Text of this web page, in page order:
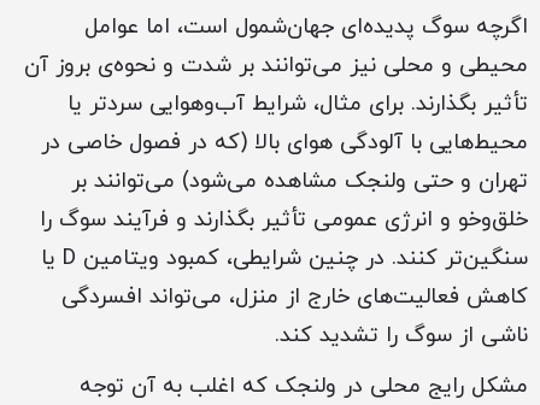
اگرچه سوگ پدیده‌ای جهان‌شمول است، اما عوامل
محیطی و محلی نیز می‌توانند بر شدت و نحوه‌ی بروز آن
تأثیر بگذارند. برای مثال، شرایط آب‌و‌هوایی سردتر یا
محیط‌هایی با آلودگی هوای بالا (که در فصول خاصی در
تهران و حتی ولنجک مشاهده می‌شود) می‌توانند بر
خلق‌و‌خو و انرژی عمومی تأثیر بگذارند و فرآیند سوگ را
سنگین‌تر کنند. در چنین شرایطی، کمبود ویتامین D یا
کاهش فعالیت‌های خارج از منزل، می‌تواند افسردگی
ناشی از سوگ را تشدید کند.
مشکل رایج محلی در ولنجک که اغلب به آن توجه